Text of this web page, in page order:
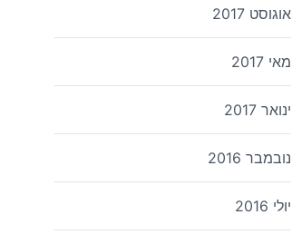
אוגוסט 2017
מאי 2017
ינואר 2017
נובמבר 2016
יולי 2016